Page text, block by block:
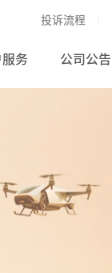
投诉流程
务 公司公告